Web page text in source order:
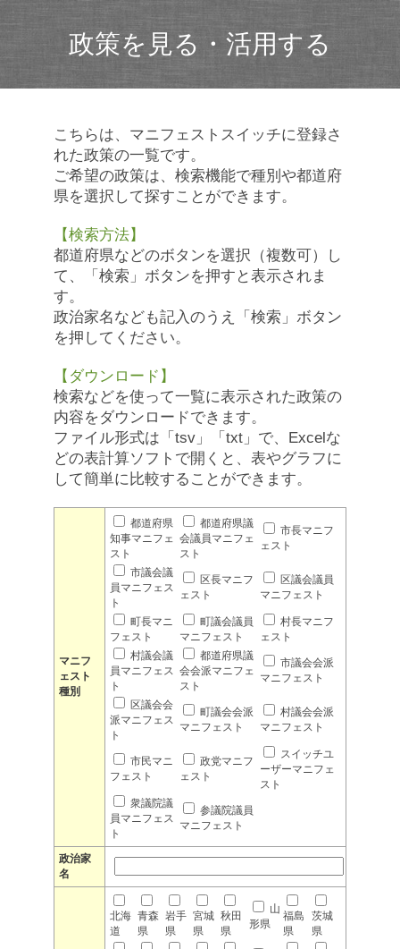
政策を見る・活用する
こちらは、マニフェストスイッチに登録さ
れた政策の一覧です。
ご希望の政策は、検索機能で種別や都道府
県を選択して探すことができます。
【検索方法】
都道府県などのボタンを選択（複数可）し
て、「検索」ボタンを押すと表示されま
す。
政治家名なども記入のうえ「検索」ボタン
を押してください。
【ダウンロード】
検索などを使って一覧に表示された政策の
内容をダウンロードできます。
ファイル形式は「tsv」「txt」で、Excelな
どの表計算ソフトで開くと、表やグラフに
して簡単に比較することができます。
マニフ
ェスト
種別
都道府県
知事マニフェ
スト
都道府県議
会議員マニフェ
スト
市長マニフ
ェスト
市議会議
員マニフェス
ト
区長マニフ
ェスト
区議会議員
マニフェスト
町長マニ
フェスト
町議会議員
マニフェスト
村長マニフ
ェスト
村議会議
員マニフェス
ト
都道府県議
会会派マニフェ
スト
市議会会派
マニフェスト
区議会会
派マニフェス
ト
町議会会派
マニフェスト
村議会会派
マニフェスト
市民マニ
フェスト
政党マニフ
ェスト
スイッチユ
ーザーマニフェ
スト
衆議院議
員マニフェス
ト
参議院議員
マニフェスト
政治家
名
北海
道
青森
県
岩手
県
宮城
県
秋田
県
山
形県
福島
県
茨城
県